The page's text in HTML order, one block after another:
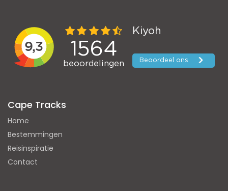
Cape Tracks
Home
Bestemmingen
Reisinspiratie
Contact